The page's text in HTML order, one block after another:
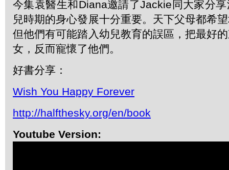
今集袁醫生和Diana邀請了Jackie同大家分
兒時期的身心發展十分重要。天下父母都希
但他們有可能踏入幼兒教育的誤區，把最好
女，反而寵懷了他們。
好書分享：
Wish You Happy Forever
http://halfthesky.org/en/book
Youtube Version: